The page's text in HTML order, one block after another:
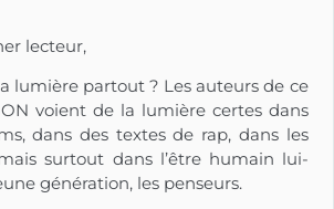
lecteur,
lumière partout ? Les auteurs de ce
voient de la lumière certes dans
dans des textes de rap, dans les
surtout dans l’être humain lui-
génération, les penseurs.